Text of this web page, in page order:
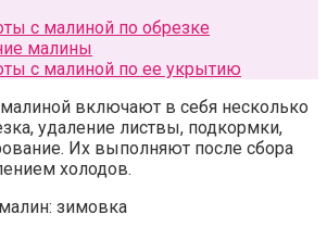
с малиной по обрезке
малины
с малиной по ее укрытию
включают в себя несколько
удаление листвы, подкормки,
Их выполняют после сбора
холодов.